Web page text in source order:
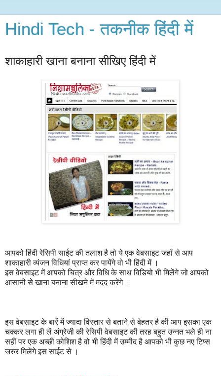
Hindi Tech - तकनीक हिंदी में
शाकाहारी खाना बनाना सीखिए हिंदी में
आपको हिंदी रेसिपी साईट की तलाश है तो ये एक वेबसाइट जहाँ से आप
शाकाहारी व्यंजन विधियां प्राप्त कर पायेंगे वो भी हिंदी में ।
इस वेबसाइट में आपको चित्र और विधि के साथ विडियो भी मिलेंगे जो आपको
आसानी से खाना बनाना सीखने में मदद करेंगे ।
इस वेबसाइट के बारें में ज्यादा विस्तार से बताने से बेहतर है की आप इसका एक
चक्कर लगा ही लें अंग्रेजी की रेसिपी वेबसाइट की तरह बहुत उन्नत भले ही ना
सहीं पर एक अच्छी कोशिश है वो भी हिंदी में उम्मीद है आपको भी कुछ नए टिप्स
जरुर मिलेंगे इस साईट से ।